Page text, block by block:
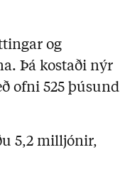
og
Þá kostaði nýr
ofni 525 þúsund
5,2 milljónir,